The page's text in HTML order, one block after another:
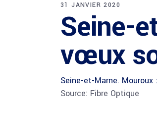
31 JANVIER 2020
Seine-
vœux
Seine-et-Marne.
Source: Fibre Optique